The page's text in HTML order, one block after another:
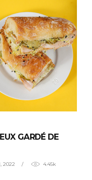
GARDÉ DE
2022 4.45k